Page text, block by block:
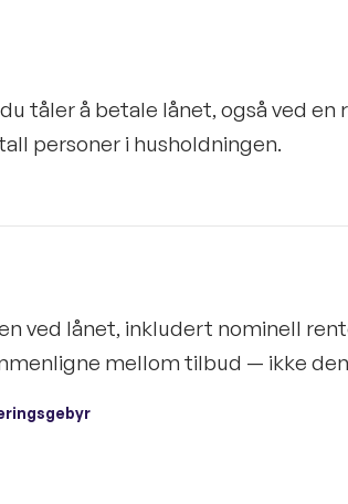
tåler å betale lånet, også ved
personer i husholdningen.
ved lånet, inkludert nominell
mellom tilbud — ikke